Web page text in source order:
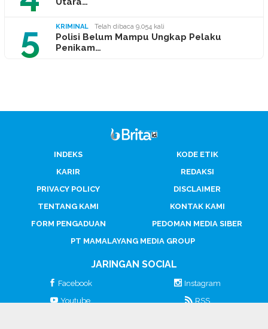
5 KRIMINAL Telah dibaca 9,054 kali
Polisi Belum Mampu Ungkap Pelaku
Penikam…
INDEKS
KODE ETIK
KARIR
REDAKSI
PRIVACY POLICY
DISCLAIMER
TENTANG KAMI
KONTAK KAMI
FORM PENGADUAN
PEDOMAN MEDIA SIBER
PT MAMALAYANG MEDIA GROUP
JARINGAN SOCIAL
Facebook
Instagram
Youtube
RSS